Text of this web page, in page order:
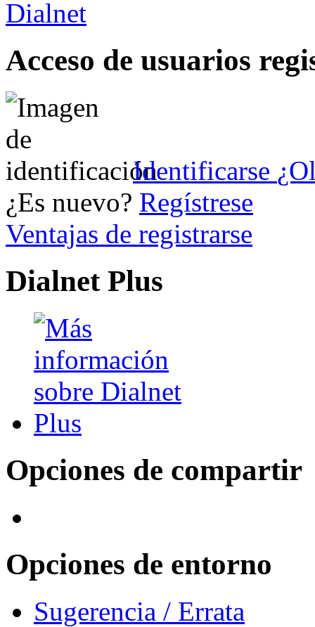
Acceso de usuarios
Identificarse
¿Es nuevo? Regístrese
Ventajas de registrarse
Dialnet Plus
Opciones de compartir
Opciones de entorno
Sugerencia / Errata